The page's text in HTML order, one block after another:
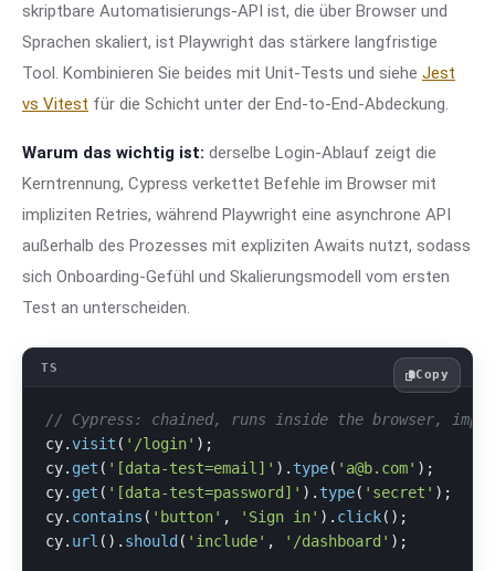
skriptbare Automatisierungs-API ist, die über Browser und
Sprachen skaliert, ist Playwright das stärkere langfristige
Tool. Kombinieren Sie beides mit Unit-Tests und siehe Jest
vs Vitest für die Schicht unter der End-to-End-Abdeckung.
Warum das wichtig ist: derselbe Login-Ablauf zeigt die
Kerntrennung, Cypress verkettet Befehle im Browser mit
impliziten Retries, während Playwright eine asynchrone API
außerhalb des Prozesses mit expliziten Awaits nutzt, sodass
sich Onboarding-Gefühl und Skalierungsmodell vom ersten
Test an unterscheiden.
// Cypress: chained, runs inside the browser,
cy.visit ( '/login' );
cy. get ( '[data-test=email]' ). type( 'a@b.com' );
cy. get ( '[data-test=password]' ). type( 'secret' );
cy. contains ( 'button' , 'Sign in' ). click();
cy. url (). should ( 'include' , '/dashboard' );
Copy